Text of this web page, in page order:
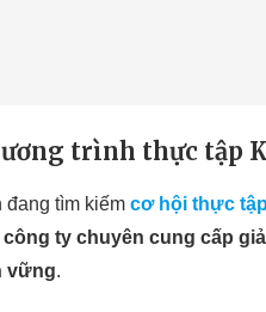
trình thực tập
đang tìm kiếm cơ hội thực
công ty chuyên cung cấp
vững.